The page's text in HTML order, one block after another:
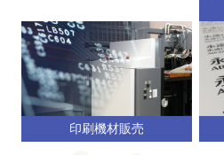
印刷機材販売